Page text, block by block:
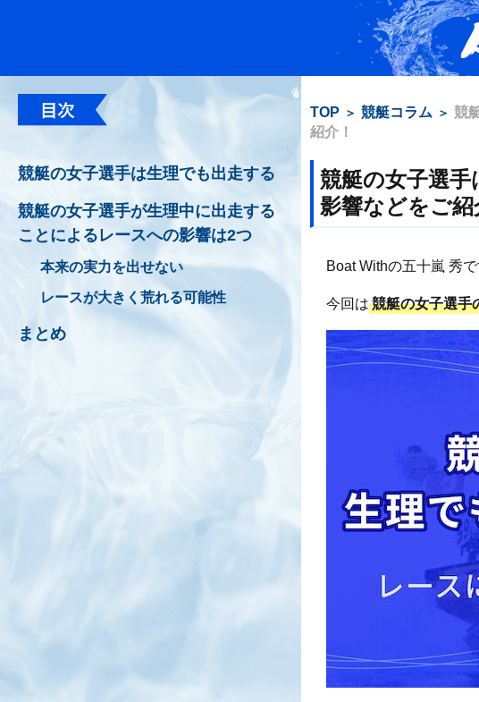
競艇の女子選手は生理でも出走する
競艇の女子選手が生理中に出走する
ことによるレースへの影響は2つ
本来の実力を出せない
レースが大きく荒れる可能性
まとめ
TOP 競艇コラム
競
紹介！
競艇の女子選
影響などをご紹
Boat Withの五十嵐 秀で
今回は競艇の女子選手